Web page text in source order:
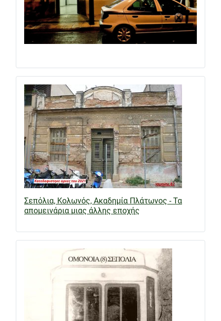
Σεπόλια, Κολωνός, Ακαδημία Πλάτωνος - Τα
απομεινάρια μιας άλλης εποχής